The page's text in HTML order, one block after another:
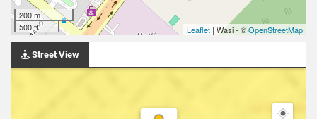
200 m
500 ft
Leaflet | Wasi - ©OpenStreetMap
Street View